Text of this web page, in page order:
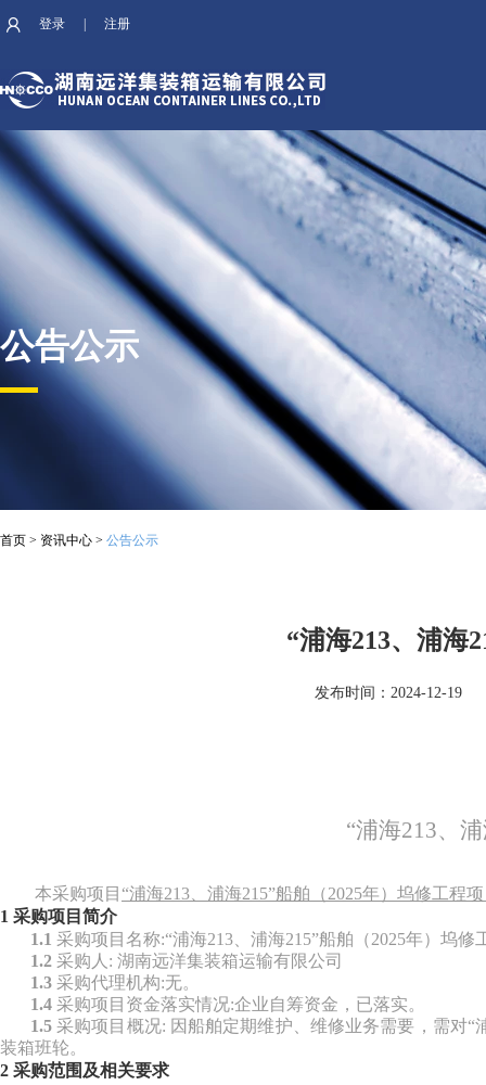
登录 注册
公告公示
首页 > 资讯中心 > 公告公示
“浦海213、浦海
发布时间：2024-12-19
“浦海213、
本采购项目 “浦海213、浦海215”船舶（2025年） 坞修工程
1 采购项目简介
1.1 采购项目名称:“浦海213、浦海215”船舶（2025年） 坞修
1.2 采购人 : 湖南远洋集装箱运输有限公司
1.3 采购代理机构:无。
1.4 采购项目资金落实情况:企业自筹资金，已落实。
1.5采购项目概况: 因船舶定期维护、维修业务需要，需对“
装箱班轮。
2 采购范围及相关要求